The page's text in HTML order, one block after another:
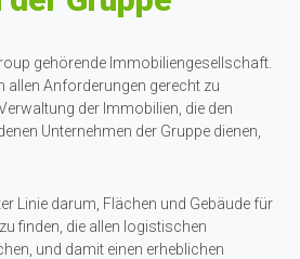
gehörende Immobiliengesellschaft.
allen Anforderungen gerecht zu
der Immobilien, die den
Unternehmen der Gruppe dienen,
Linie darum, Flächen und Gebäude für
finden, die allen logistischen
und damit einen erheblichen